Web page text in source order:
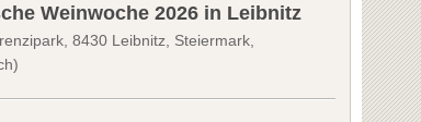
Weinwoche 2026 in Leibnitz
8430 Leibnitz, Steiermark,